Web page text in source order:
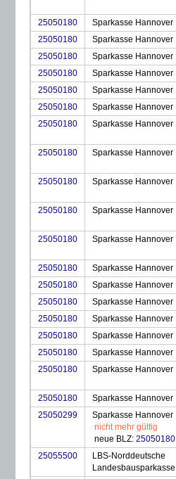
25050180
Sparkasse Hannover
25050180
Sparkasse Hannover
25050180
Sparkasse Hannover
25050180
Sparkasse Hannover
25050180
Sparkasse Hannover
25050180
Sparkasse Hannover
25050180
Sparkasse Hannover
25050180
Sparkasse Hannover
25050180
Sparkasse Hannover
25050180
Sparkasse Hannover
25050180
Sparkasse Hannover
25050180
Sparkasse Hannover
25050180
Sparkasse Hannover
25050180
Sparkasse Hannover
25050180
Sparkasse Hannover
25050180
Sparkasse Hannover
25050180
Sparkasse Hannover
25050180
Sparkasse Hannover
25050180
Sparkasse Hannover
25050299
Sparkasse Hannover
nicht mehr gültig
neue BLZ: 25050180
25055500
LBS-Norddeutsche
Landesbausparkasse